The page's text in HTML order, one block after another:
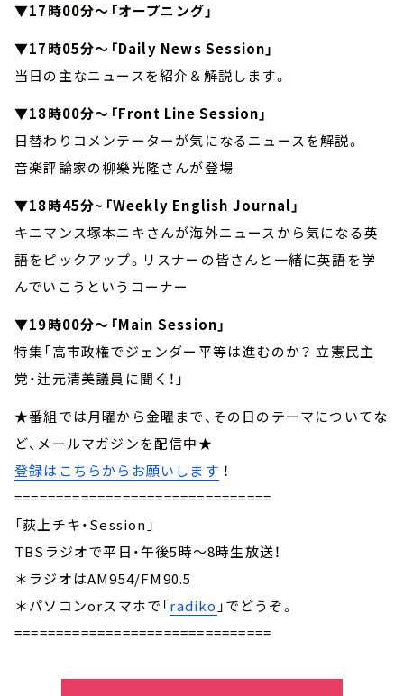
▼17時00分～「オープニング」
▼17時05分～「Daily News Session」
当日の主なニュースを紹介＆解説します。
▼18時00分～「Front Line Session」
日替わりコメンテーターが気になるニュースを解説。
音楽評論家の柳樂光隆さんが登場
▼18時45分~「Weekly English Journal」
キニマンス塚本ニキさんが海外ニュースから気になる英
語をピックアップ。リスナーの皆さんと一緒に英語を学
んでいこうというコーナー
▼19時00分～「Main Session」
特集「高市政権でジェンダー平等は進むのか？ 立憲民主
党・辻元清美議員に聞く！」
★番組では月曜から金曜まで、その日のテーマについてな
ど、メールマガジンを配信中★
登録はこちらからお願いします ！
===============================
「荻上チキ・Session」
TBSラジオで平日・午後5時～8時生放送！
＊ラジオはAM954/FM90.5
＊パソコンorスマホで「radiko 」でどうぞ。
===============================